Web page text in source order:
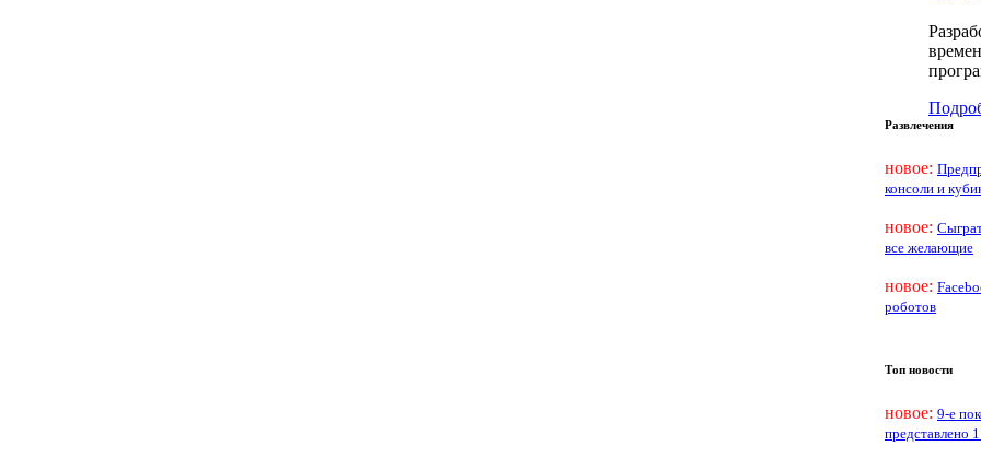
Развлечения
новое:
консоли и
новое:
все желающие
новое:
роботов
Топ новости
новое: 9-е
представлено